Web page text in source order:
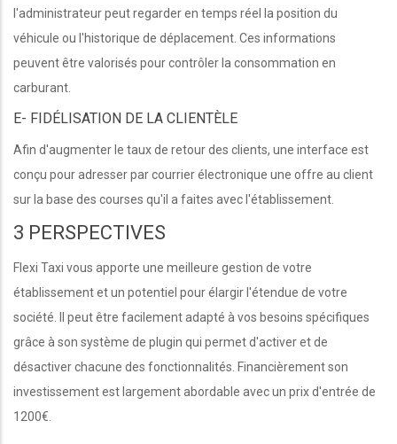
l'administrateur peut regarder en temps réel la position du
véhicule ou l'historique de déplacement. Ces informations
peuvent être valorisés pour contrôler la consommation en
carburant.
E- FIDÉLISATION DE LA CLIENTÈLE
Afin d'augmenter le taux de retour des clients, une interface est
conçu pour adresser par courrier électronique une offre au client
sur la base des courses qu'il a faites avec l'établissement.
3 PERSPECTIVES
Flexi Taxi vous apporte une meilleure gestion de votre
établissement et un potentiel pour élargir l'étendue de votre
société. Il peut être facilement adapté à vos besoins spécifiques
grâce à son système de plugin qui permet d'activer et de
désactiver chacune des fonctionnalités. Financièrement son
investissement est largement abordable avec un prix d'entrée de
1200€.